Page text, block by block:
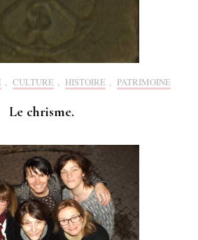
, CULTURE , HISTOIRE , PATRIMOINE
Le chrisme.